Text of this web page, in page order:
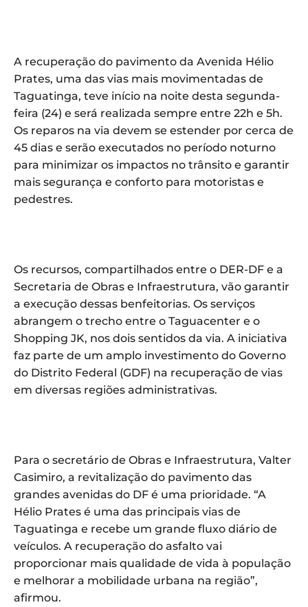
A recuperação do pavimento da Avenida Hélio
Prates, uma das vias mais movimentadas de
Taguatinga, teve início na noite desta segunda-
feira (24) e será realizada sempre entre 22h e 5h.
Os reparos na via devem se estender por cerca de
45 dias e serão executados no período noturno
para minimizar os impactos no trânsito e garantir
mais segurança e conforto para motoristas e
pedestres.
Os recursos, compartilhados entre o DER-DF e a
Secretaria de Obras e Infraestrutura, vão garantir
a execução dessas benfeitorias. Os serviços
abrangem o trecho entre o Taguacenter e o
Shopping JK, nos dois sentidos da via. A iniciativa
faz parte de um amplo investimento do Governo
do Distrito Federal (GDF) na recuperação de vias
em diversas regiões administrativas.
Para o secretário de Obras e Infraestrutura, Valter
Casimiro, a revitalização do pavimento das
grandes avenidas do DF é uma prioridade. “A
Hélio Prates é uma das principais vias de
Taguatinga e recebe um grande fluxo diário de
veículos. A recuperação do asfalto vai
proporcionar mais qualidade de vida à população
e melhorar a mobilidade urbana na região”,
afirmou.